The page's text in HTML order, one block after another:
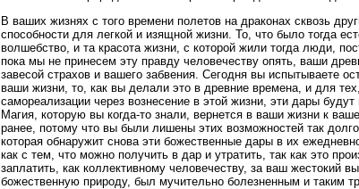
В ваших жизнях с того времени полетов на драконах сквозь
способности для легкой и изящной жизни. То, что было тогда
волшебство, и та красота жизни, с которой жили тогда люди,
пока мы не принесем эту правду человечеству опять, ваши
завесой страхов и вашего забвения. Сегодня вы испытываете
ваши жизни, то, как вы делали это в древние времена, и для
самореализации через вознесение в этой жизни, эти дары
Магия, которую вы когда-то знали, вернется в ваши жизни к
ранее, потому что вы были лишены этих возможностей так
которая обнаружит снова эти божественные дары в их
как с тем, что можно получить в дар и утратить, так как это
заплатить, как коллективному человечеству, за ваш жестокий
божественную природу, был мучительно болезненным и таким